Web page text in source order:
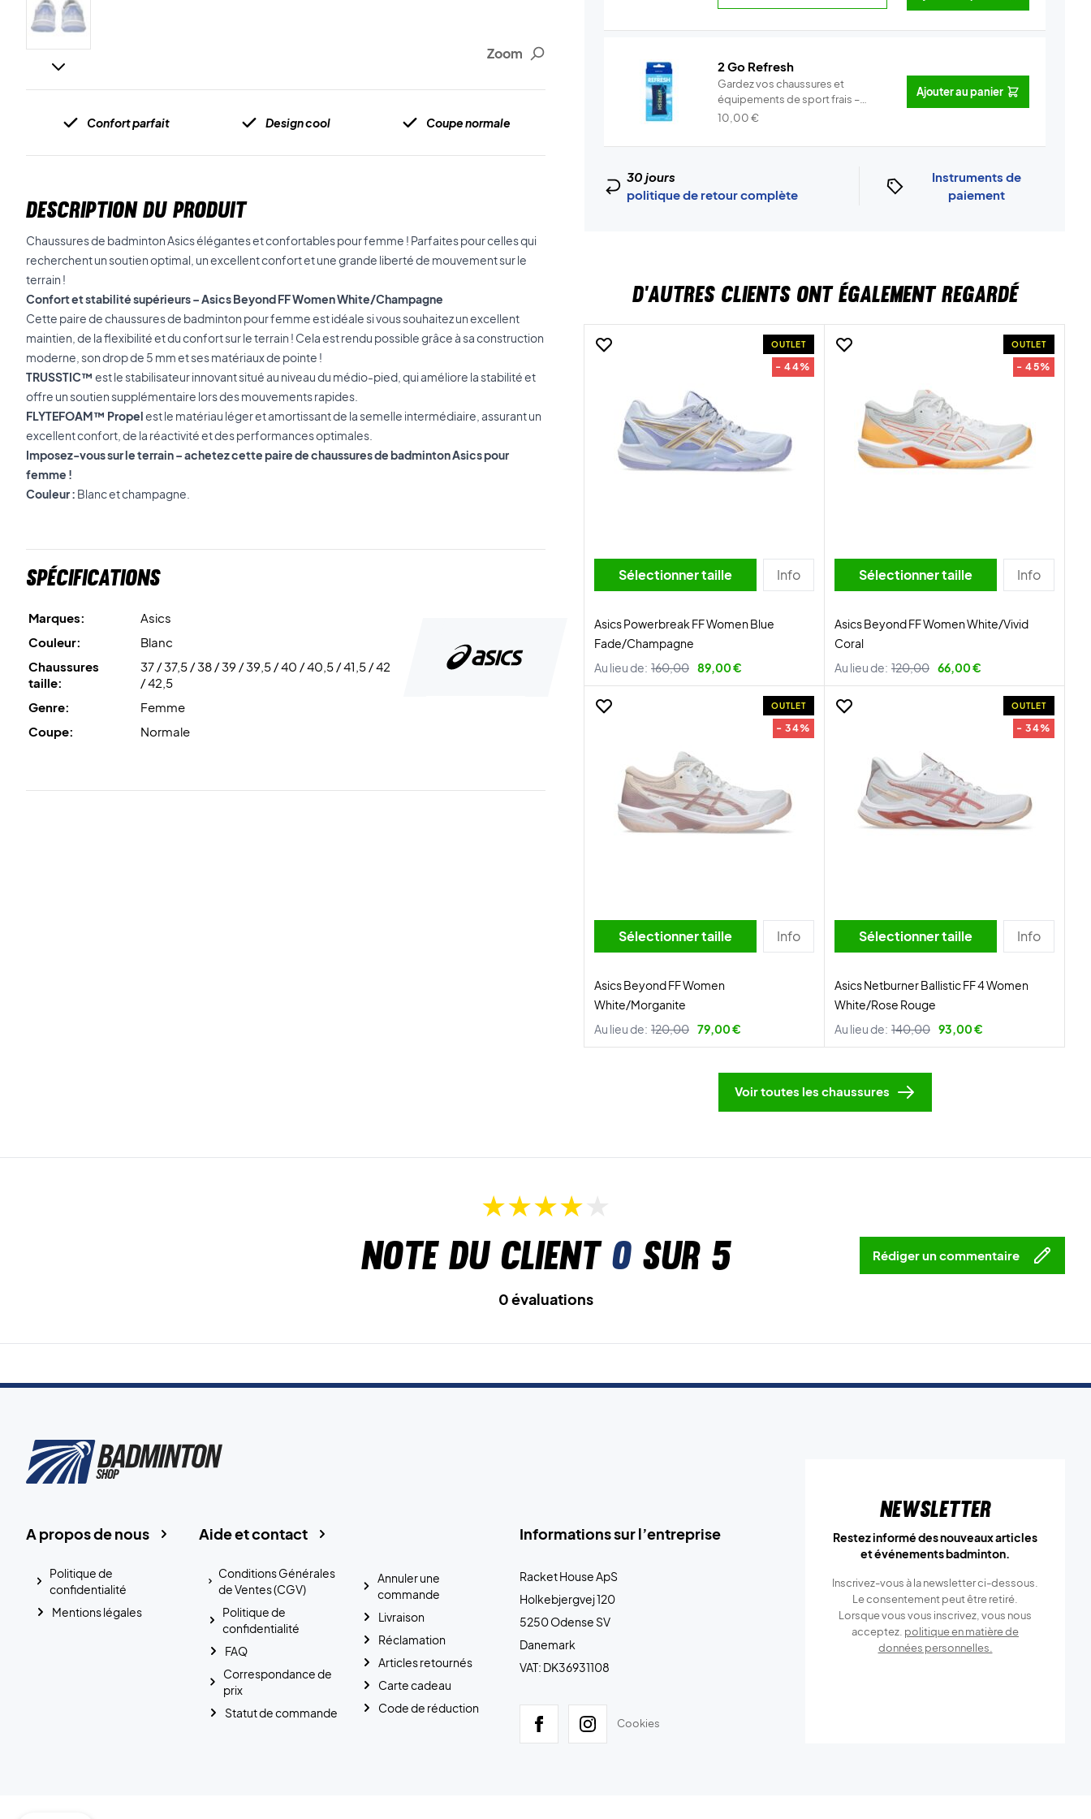
Zoom
Confort parfait Design cool Coupe normale
DESCRIPTION DU PRODUIT
Chaussures de badminton Asics élégantes et confortables pour femme ! Parfaites pour celles qui
recherchent un soutien optimal, un excellent confort et une grande liberté de mouvement sur le
terrain !
Confort et stabilité supérieurs – Asics Beyond FF Women White/Champagne
Cette paire de chaussures de badminton pour femme est idéale si vous souhaitez un excellent
maintien, de la flexibilité et du confort sur le terrain ! Cela est rendu possible grâce à sa construction
moderne, son drop de 5 mm et ses matériaux de pointe !
TRUSSTIC™ est le stabilisateur innovant situé au niveau du médio-pied, qui améliore la stabilité et
offre un soutien supplémentaire lors des mouvements rapides.
FLYTEFOAM™ Propelest le matériau léger et amortissant de la semelle intermédiaire, assurant un
excellent confort, de la réactivité et des performances optimales.
Imposez-vous sur le terrain – achetez cette paire de chaussures de badminton Asics pour
femme !
Couleur : Blanc et champagne.
Spécifications
Marques:
Asics
Couleur:
Blanc
Chaussures
taille:
37 / 37,5 / 38 / 39 / 39,5 / 40 / 40,5 / 41,5 / 42
/ 42,5
Genre:
Femme
Coupe:
Normale
2 Go Refresh
Gardez vos chaussures et
équipements de sport frais –
facilemen...
10,00€
Ajouter au panier
30 jours
politique de retour complète
Instruments de
paiement
D'AUTRES CLIENTS ONT ÉGALEMENT REGARDÉ
OUTLET
- 44%
Sélectionner taille Info
Asics Powerbreak FF Women Blue
Fade/Champagne
Au lieu de: 160,00 89,00 €
OUTLET
- 45%
Sélectionner taille Info
Asics Beyond FF Women White/Vivid
Coral
Au lieu de: 120,00 66,00 €
OUTLET
- 34%
Sélectionner taille Info
Asics Beyond FF Women
White/Morganite
Au lieu de: 120,00 79,00 €
OUTLET
- 34%
Sélectionner taille Info
Asics Netburner Ballistic FF 4 Women
White/Rose Rouge
Au lieu de: 140,00 93,00 €
Voir toutes les chaussures
Note du client 0sur 5 Rédiger un commentaire
0 évaluations
Informations sur l’entreprise
Racket House ApS
Holkebjergvej 120
5250 Odense SV
Danemark
VAT: DK36931108
Cookies
Aide et contact
Conditions Générales
de Ventes (CGV)
Politique de
confidentialité
FAQ
Correspondance de
prix
Statut de commande
Annuler une
commande
Livraison
Réclamation
Articles retournés
Carte cadeau
Code de réduction
A propos de nous
Politique de
confidentialité
Mentions légales
Newsletter
Restez informé des nouveaux articles
et événements badminton.
Inscrivez-vous à la newsletter ci-dessous.
Le consentement peut être retiré.
Lorsque vous vous inscrivez, vous nous
acceptez. politique en matière de
données personnelles.